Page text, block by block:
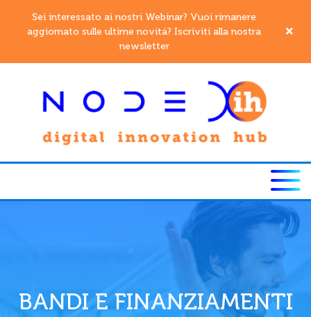
Sei interessato ai nostri Webinar? Vuoi rimanere
aggiornato sulle ultime novitá? Iscriviti alla nostra
newsletter
BANDI E FINANZIAMENTI